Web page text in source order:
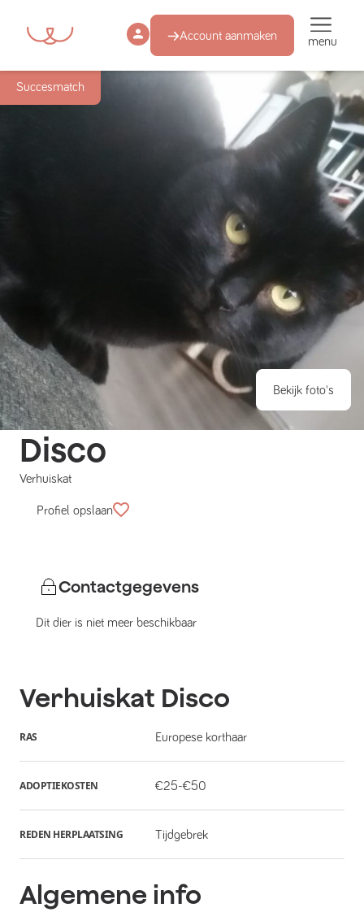
Account aanmaken menu
Succesmatch
Bekijk foto's
Disco
Verhuiskat
Profiel opslaan
Contactgegevens
Dit dier is niet meer beschikbaar
Verhuiskat Disco
RAS Europese korthaar
ADOPTIEKOSTEN €25-€50
REDEN HERPLAATSING Tijdgebrek
Algemene info